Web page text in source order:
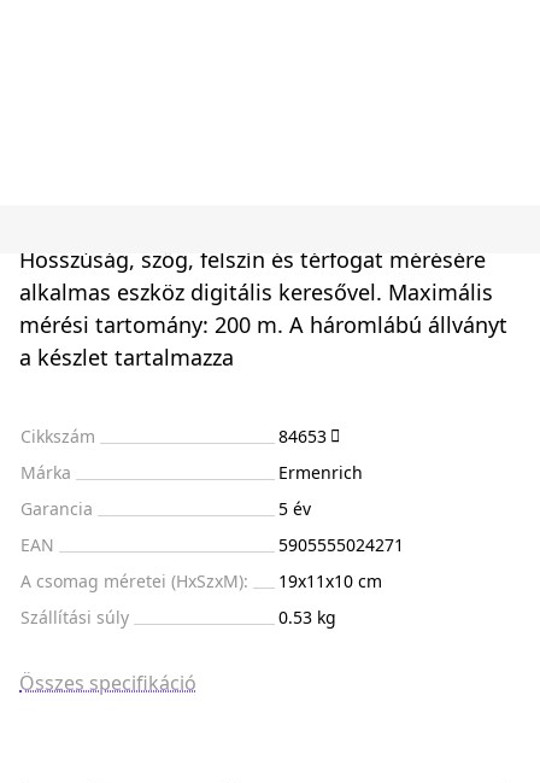
Hosszúság, szög, felszín és térfogat mérésére
alkalmas eszköz digitális keresővel. Maximális
mérési tartomány: 200 m. A háromlábú állványt
a készlet tartalmazza
Cikkszám
84653
Márka
Ermenrich
Garancia
5 év
EAN
5905555024271
A csomag méretei (HxSzxM):
19x11x10 cm
Szállítási súly
0.53 kg
Összes specifikáció